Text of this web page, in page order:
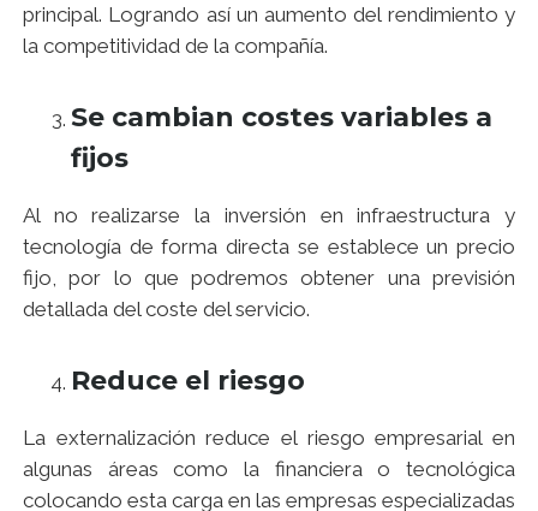
principal. Logrando así un aumento del rendimiento y
la competitividad de la compañía.
Se cambian costes variables a
fijos
Al no realizarse la inversión en infraestructura y
tecnología de forma directa se establece un precio
fijo, por lo que podremos obtener una previsión
detallada del coste del servicio.
Reduce el riesgo
La externalización reduce el riesgo empresarial en
algunas áreas como la financiera o tecnológica
colocando esta carga en las empresas especializadas